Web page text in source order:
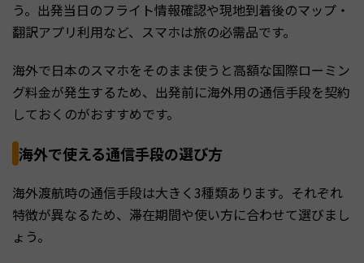
う。出発当日のフライト情報確認や現地到着後のマップ・
翻訳アプリ利用など、スマホは旅の必需品です。
海外で日本のスマホをそのまま使うと高額な国際ローミン
グ料金が発生するため、出発前に海外用の通信手段を契約
しておくのがおすすめです。
海外で使える通信手段の選び方
海外渡航時の通信手段は大きく3種類あります。それぞれ
特徴が異なるため、滞在期間や使い方に合わせて選びまし
ょう。